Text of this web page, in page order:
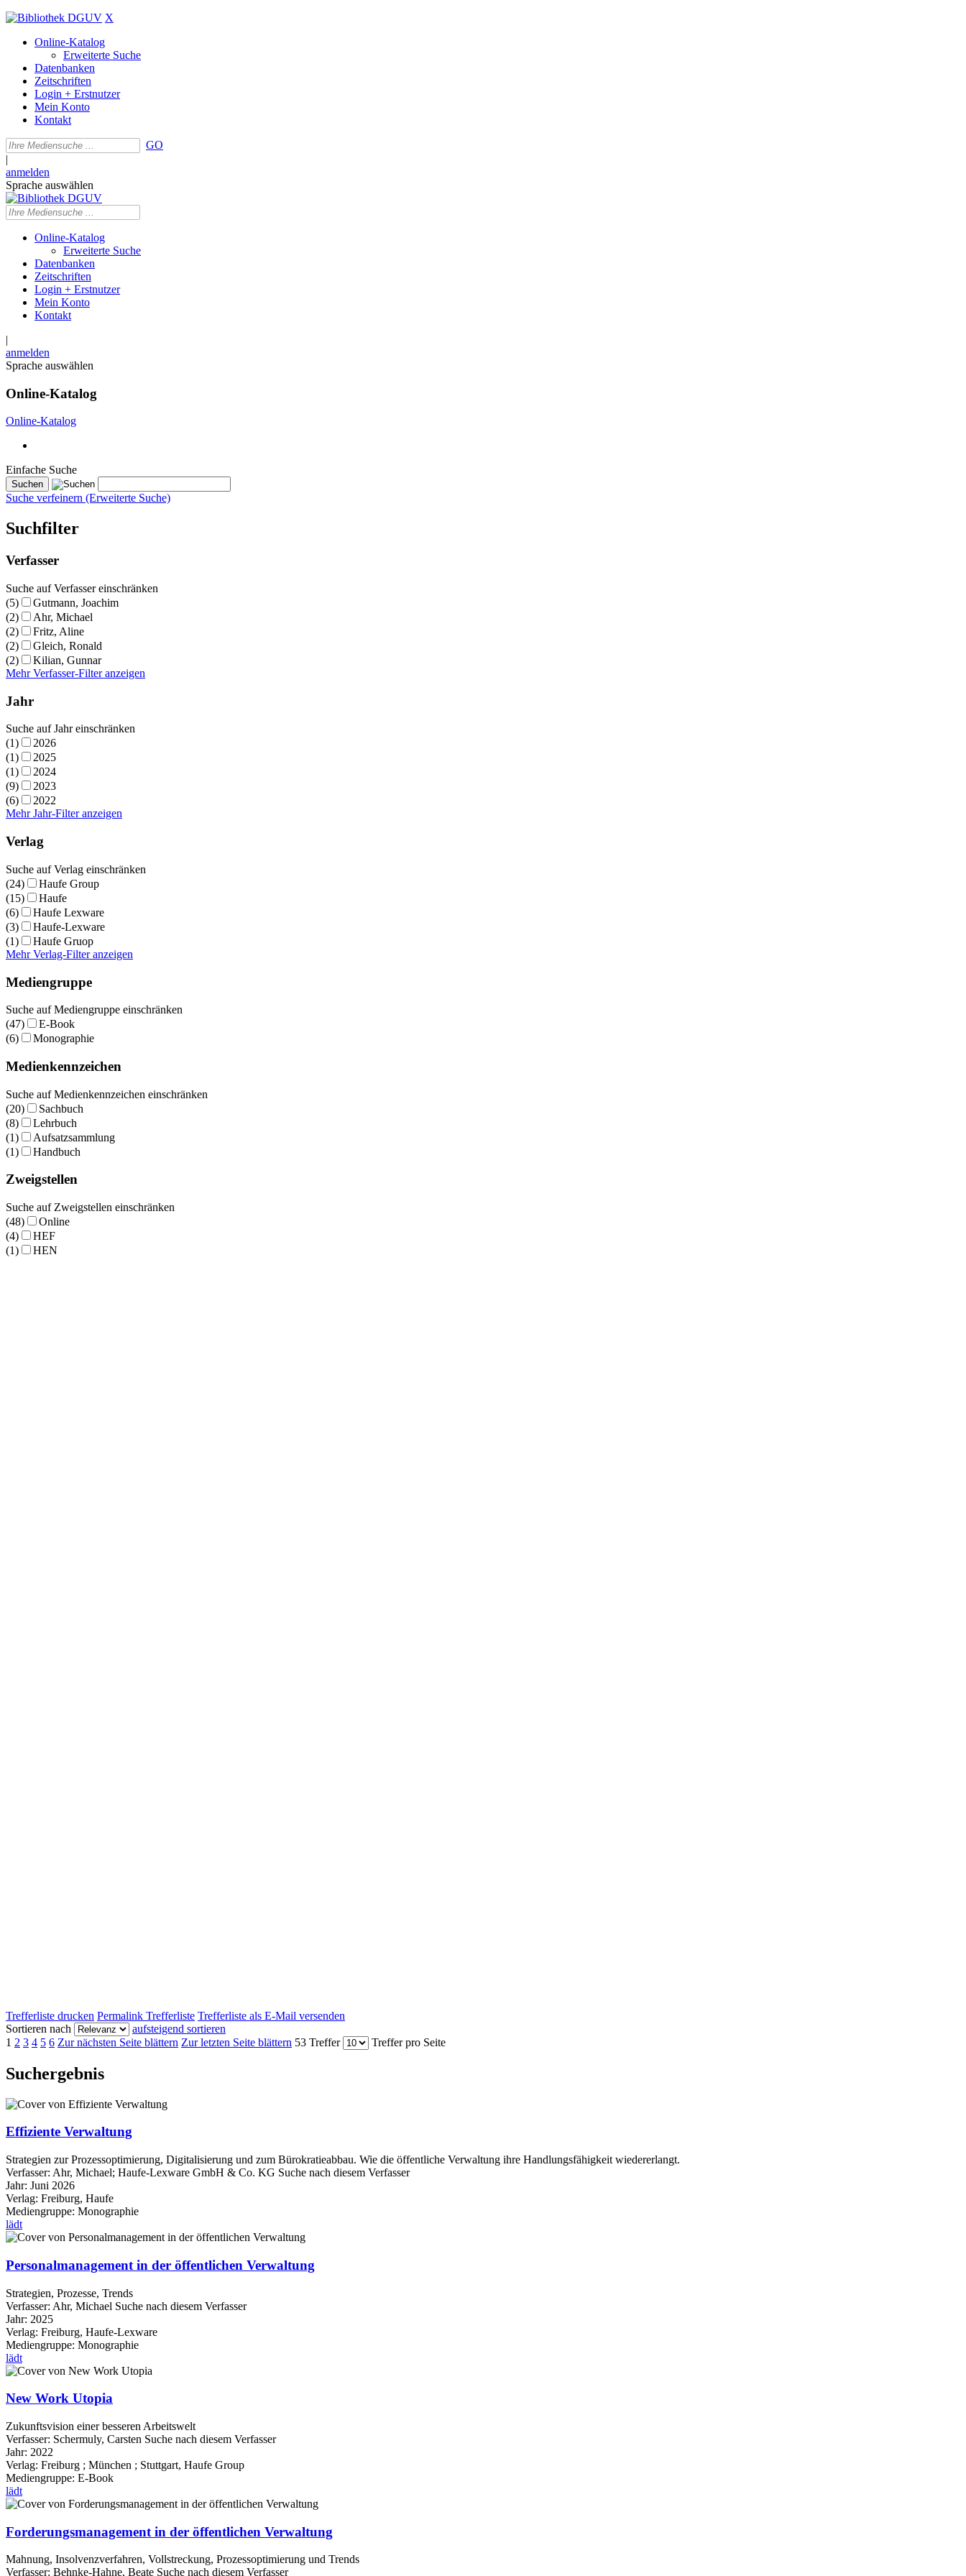
X
Online-Katalog
Erweiterte Suche
Datenbanken
Zeitschriften
Login + Erstnutzer
Mein Konto
Kontakt
GO
|
anmelden
Sprache auswählen
Online-Katalog
Erweiterte Suche
Datenbanken
Zeitschriften
Login + Erstnutzer
Mein Konto
Kontakt
|
anmelden
Sprache auswählen
Online-Katalog
Online-Katalog
Einfache Suche
Suche verfeinern (Erweiterte Suche)
Suchfilter
Verfasser
Suche auf Verfasser einschränken
(5)
Gutmann, Joachim
(2)
Ahr, Michael
(2)
Fritz, Aline
(2)
Gleich, Ronald
(2)
Kilian, Gunnar
Mehr Verfasser-Filter anzeigen
Jahr
Suche auf Jahr einschränken
(1)
2026
(1)
2025
(1)
2024
(9)
2023
(6)
2022
Mehr Jahr-Filter anzeigen
Verlag
Suche auf Verlag einschränken
(24)
Haufe Group
(15)
Haufe
(6)
Haufe Lexware
(3)
Haufe-Lexware
(1)
Haufe Gruop
Mehr Verlag-Filter anzeigen
Mediengruppe
Suche auf Mediengruppe einschränken
(47)
E-Book
(6)
Monographie
Medienkennzeichen
Suche auf Medienkennzeichen einschränken
(20)
Sachbuch
(8)
Lehrbuch
(1)
Aufsatzsammlung
(1)
Handbuch
Zweigstellen
Suche auf Zweigstellen einschränken
(48)
Online
(4)
HEF
(1)
HEN
Trefferliste drucken Permalink Trefferliste Trefferliste als E-Mail versenden
Sortieren nach
aufsteigend sortieren
1 2 3 4 5 6 Zur nächsten Seite blättern Zur letzten Seite blättern 53 Treffer Treffer pro Seite
Suchergebnis
Effiziente Verwaltung
Strategien zur Prozessoptimierung, Digitalisierung und zum Bürokratieabbau. Wie die öffentliche Verwaltung ihre Handlungsfähigkeit wiedererlangt.
Verfasser: Ahr, Michael; Haufe-Lexware GmbH & Co. KG Suche nach diesem Verfasser
Jahr: Juni 2026
Verlag: Freiburg, Haufe
Mediengruppe: Monographie
lädt
Personalmanagement in der öffentlichen Verwaltung
Strategien, Prozesse, Trends
Verfasser: Ahr, Michael Suche nach diesem Verfasser
Jahr: 2025
Verlag: Freiburg, Haufe-Lexware
Mediengruppe: Monographie
lädt
New Work Utopia
Zukunftsvision einer besseren Arbeitswelt
Verfasser: Schermuly, Carsten Suche nach diesem Verfasser
Jahr: 2022
Verlag: Freiburg ; München ; Stuttgart, Haufe Group
Mediengruppe: E-Book
lädt
Forderungsmanagement in der öffentlichen Verwaltung
Mahnung, Insolvenzverfahren, Vollstreckung, Prozessoptimierung und Trends
Verfasser: Behnke-Hahne, Beate Suche nach diesem Verfasser